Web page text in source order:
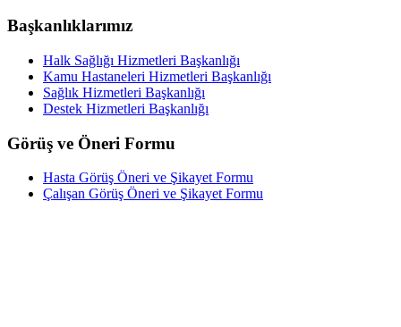
Başkanlıklarımız
Halk Sağlığı Hizmetleri Başkanlığı
Kamu Hastaneleri Hizmetleri Başkanlığı
Sağlık Hizmetleri Başkanlığı
Destek Hizmetleri Başkanlığı
Görüş ve Öneri Formu
Hasta Görüş Öneri ve Şikayet Formu
Çalışan Görüş Öneri ve Şikayet Formu